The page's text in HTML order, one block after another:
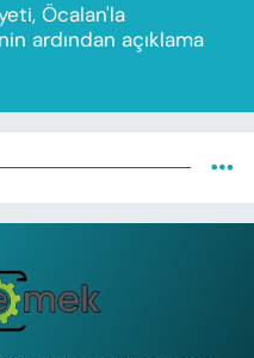
Öcalan'la
ardından açıklama